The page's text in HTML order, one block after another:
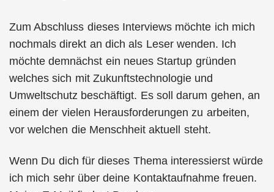
Zum Abschluss dieses Interviews möchte ich mich
nochmals direkt an dich als Leser wenden. Ich
möchte demnächst ein neues Startup gründen
welches sich mit Zukunftstechnologie und
Umweltschutz beschäftigt. Es soll darum gehen, an
einem der vielen Herausforderungen zu arbeiten,
vor welchen die Menschheit aktuell steht.
Wenn Du dich für dieses Thema interessierst würde
ich mich sehr über deine Kontaktaufnahme freuen.